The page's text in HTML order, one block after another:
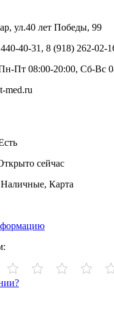
ул.40 лет Победы, 99
40-31, 8 (918) 262-02-
Пт 08:00-20:00, Сб-Вс
med.ru
сейчас
Наличные, Карта